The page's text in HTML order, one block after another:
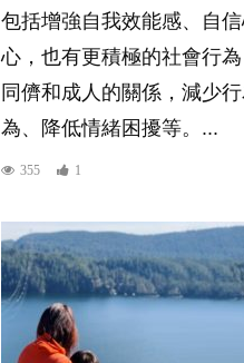
包括增強自我效能感、自
心，也有更積極的社會行
同儕和成人的關係，減少
為、降低情緒困擾等。...
355 1